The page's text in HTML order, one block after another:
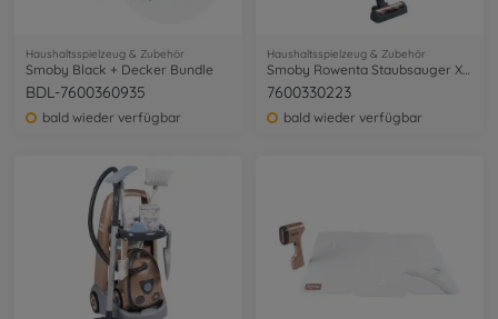
Haushaltsspielzeug & Zubehör
Smoby Black + Decker Bundle
BDL-7600360935
bald wieder verfügbar
Haushaltsspielzeug & Zubehör
7600330223
bald wieder verfügbar